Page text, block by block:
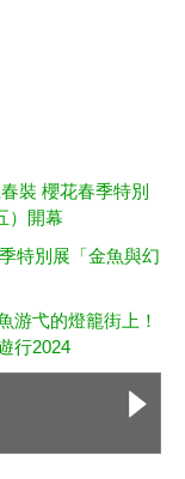
裝 櫻花春季特別
）開幕
特別展「金魚與幻
游弋的燈籠街上！
行2024